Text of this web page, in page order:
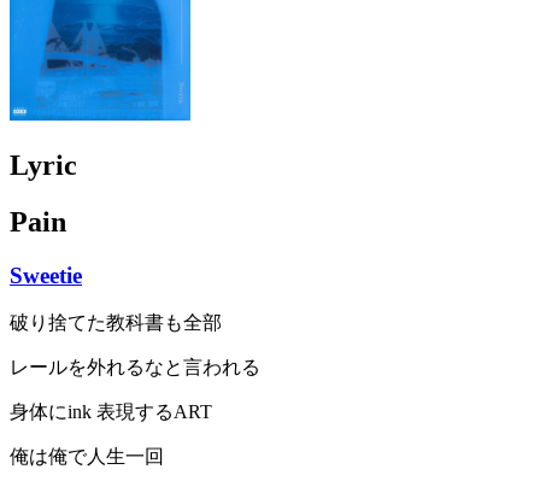
Lyric
Pain
Sweetie
破り捨てた教科書も全部
レールを外れるなと言われる
身体にink 表現するART
俺は俺で人生一回